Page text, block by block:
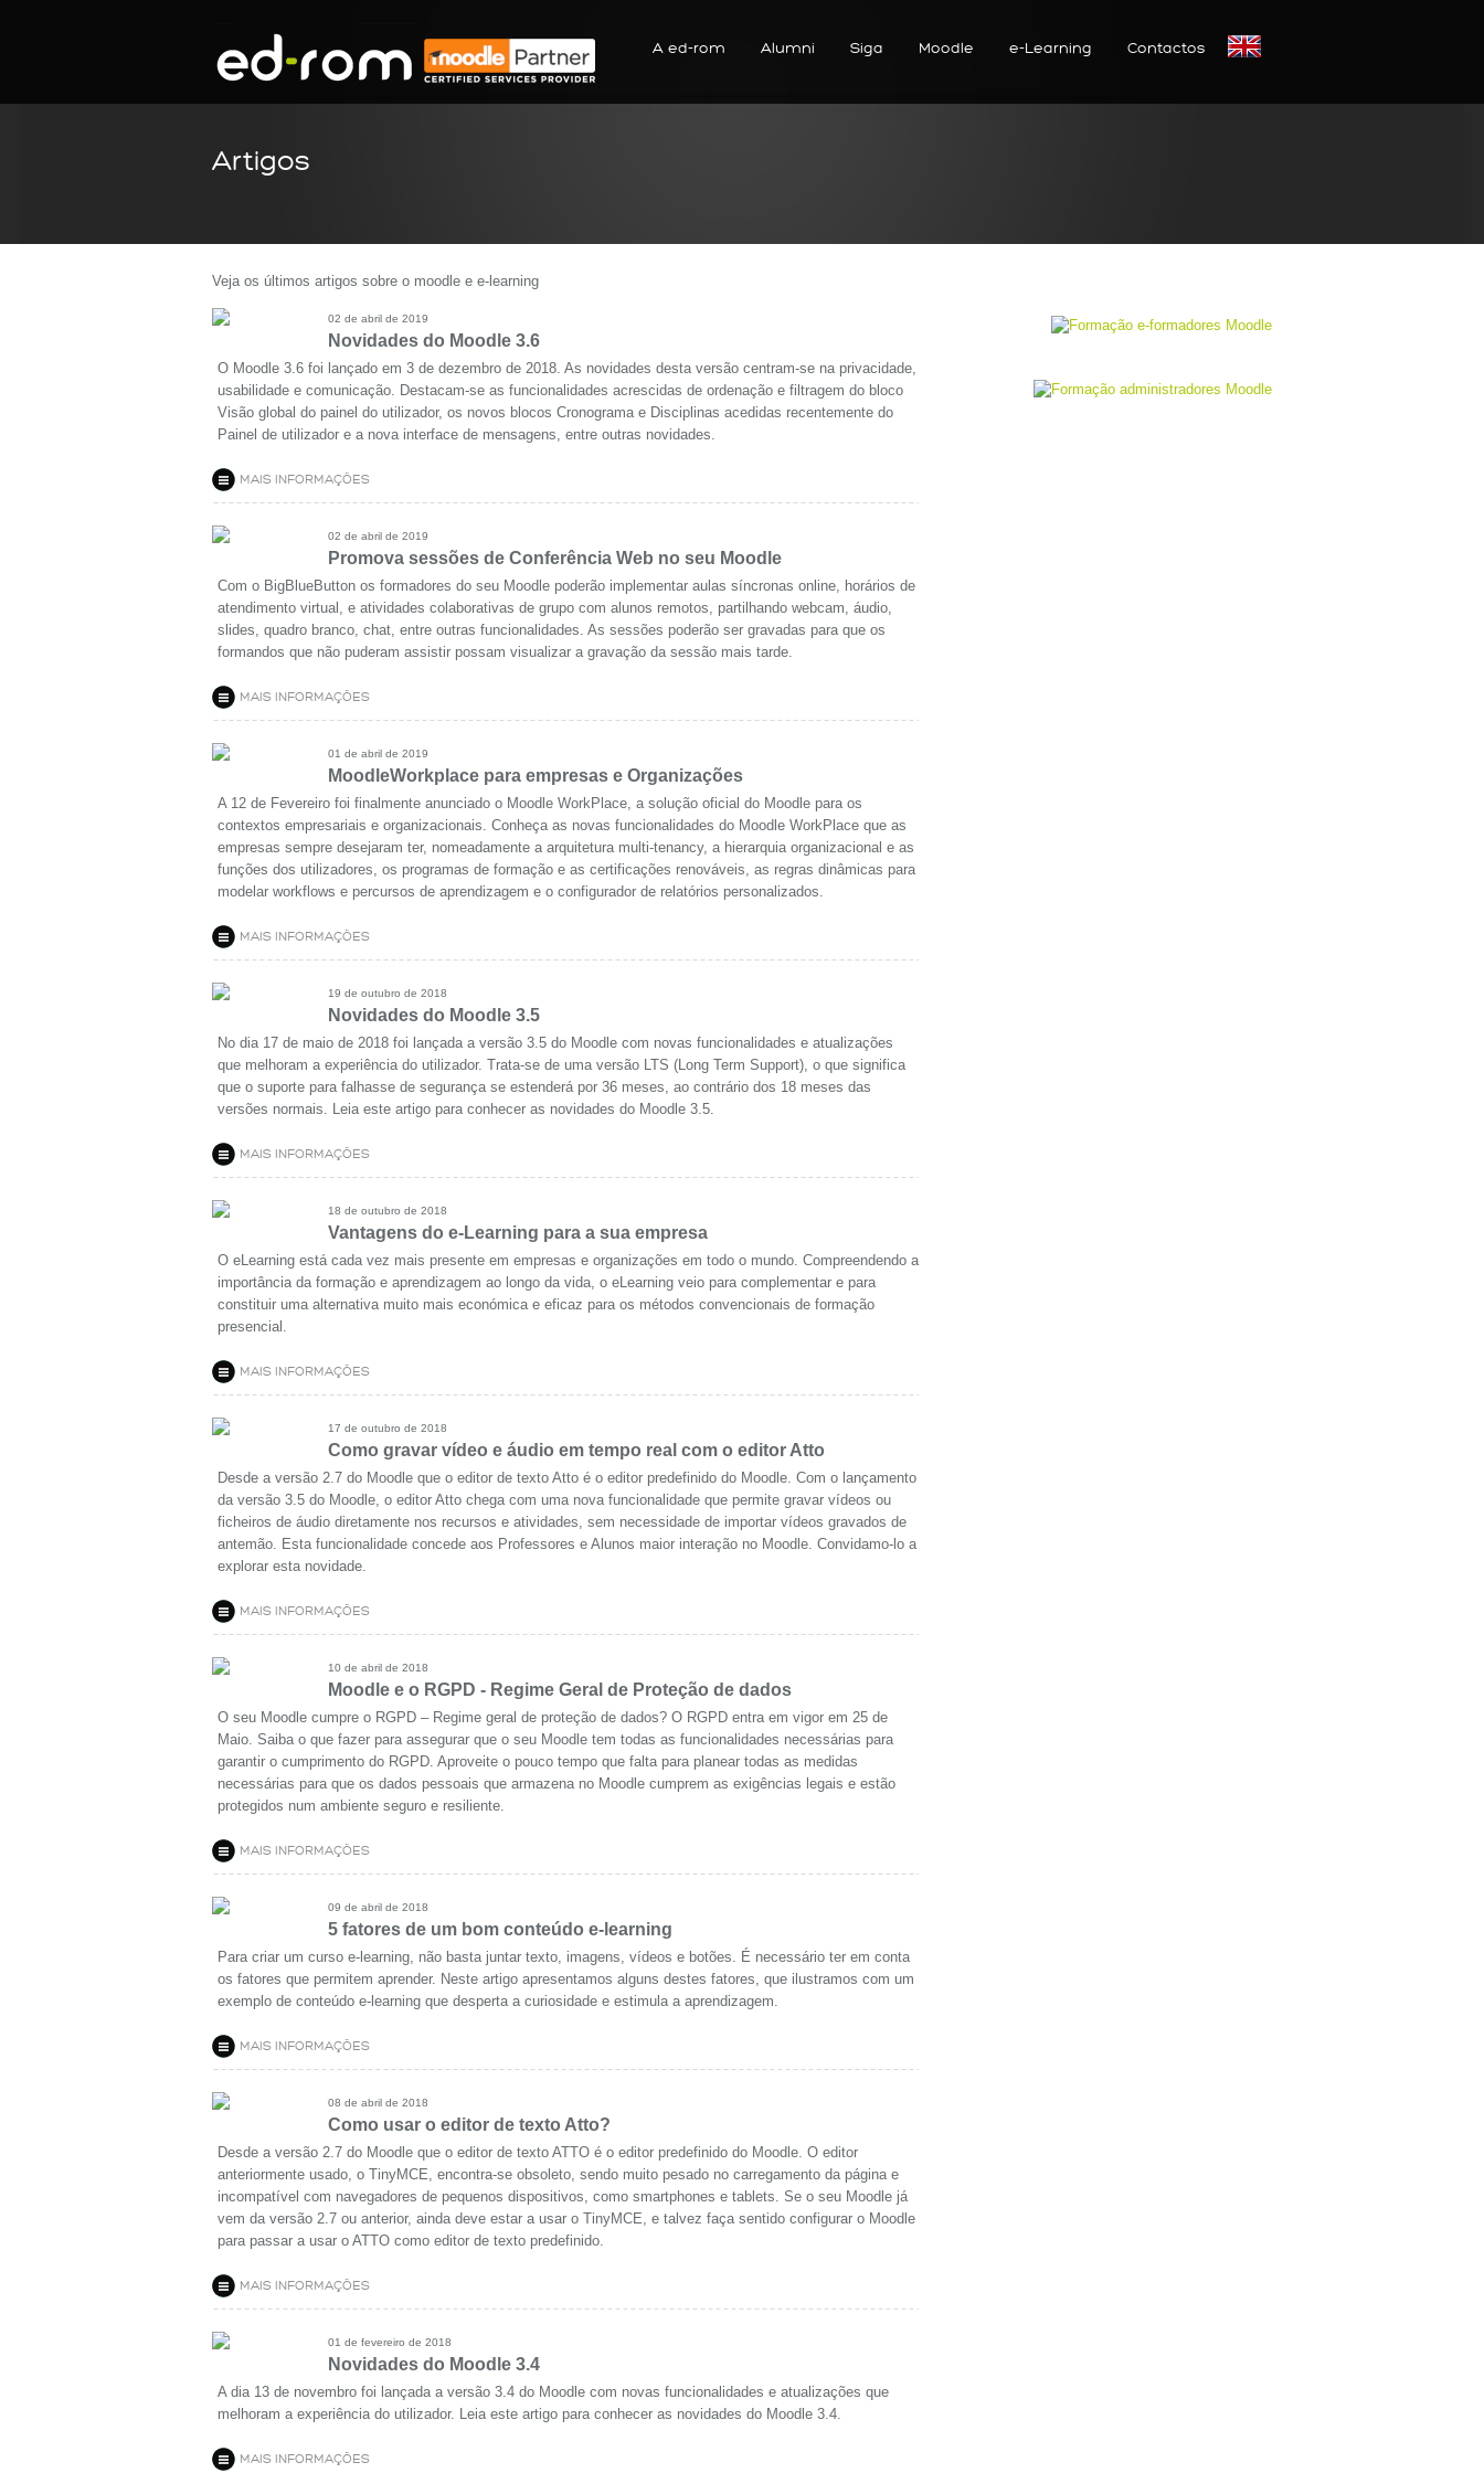
A ed-rom Alumni Siga Moodle e-Learning Contactos
Artigos
Veja os últimos artigos sobre o moodle e e-learning
02 de abril de 2019
Novidades do Moodle 3.6
O Moodle 3.6 foi lançado em 3 de dezembro de 2018. As novidades desta versão centram-se na privacidade,
usabilidade e comunicação. Destacam-se as funcionalidades acrescidas de ordenação e filtragem do bloco
Visão global do painel do utilizador, os novos blocos Cronograma e Disciplinas acedidas recentemente do
Painel de utilizador e a nova interface de mensagens, entre outras novidades.
MAIS INFORMAÇÕES
02 de abril de 2019
Promova sessões de Conferência Web no seu Moodle
Com o BigBlueButton os formadores do seu Moodle poderão implementar aulas síncronas online, horários de
atendimento virtual, e atividades colaborativas de grupo com alunos remotos, partilhando webcam, áudio,
slides, quadro branco, chat, entre outras funcionalidades. As sessões poderão ser gravadas para que os
formandos que não puderam assistir possam visualizar a gravação da sessão mais tarde.
MAIS INFORMAÇÕES
01 de abril de 2019
MoodleWorkplace para empresas e Organizações
A 12 de Fevereiro foi finalmente anunciado o Moodle WorkPlace, a solução oficial do Moodle para os
contextos empresariais e organizacionais. Conheça as novas funcionalidades do Moodle WorkPlace que as
empresas sempre desejaram ter, nomeadamente a arquitetura multi-tenancy, a hierarquia organizacional e as
funções dos utilizadores, os programas de formação e as certificações renováveis, as regras dinâmicas para
modelar workflows e percursos de aprendizagem e o configurador de relatórios personalizados.
MAIS INFORMAÇÕES
19 de outubro de 2018
Novidades do Moodle 3.5
No dia 17 de maio de 2018 foi lançada a versão 3.5 do Moodle com novas funcionalidades e atualizações
que melhoram a experiência do utilizador. Trata-se de uma versão LTS (Long Term Support), o que significa
que o suporte para falhasse de segurança se estenderá por 36 meses, ao contrário dos 18 meses das
versões normais. Leia este artigo para conhecer as novidades do Moodle 3.5.
MAIS INFORMAÇÕES
18 de outubro de 2018
Vantagens do e-Learning para a sua empresa
O eLearning está cada vez mais presente em empresas e organizações em todo o mundo. Compreendendo a
importância da formação e aprendizagem ao longo da vida, o eLearning veio para complementar e para
constituir uma alternativa muito mais económica e eficaz para os métodos convencionais de formação
presencial.
MAIS INFORMAÇÕES
17 de outubro de 2018
Como gravar vídeo e áudio em tempo real com o editor Atto
Desde a versão 2.7 do Moodle que o editor de texto Atto é o editor predefinido do Moodle. Com o lançamento
da versão 3.5 do Moodle, o editor Atto chega com uma nova funcionalidade que permite gravar vídeos ou
ficheiros de áudio diretamente nos recursos e atividades, sem necessidade de importar vídeos gravados de
antemão. Esta funcionalidade concede aos Professores e Alunos maior interação no Moodle. Convidamo-lo a
explorar esta novidade.
MAIS INFORMAÇÕES
10 de abril de 2018
Moodle e o RGPD - Regime Geral de Proteção de dados
O seu Moodle cumpre o RGPD – Regime geral de proteção de dados? O RGPD entra em vigor em 25 de
Maio. Saiba o que fazer para assegurar que o seu Moodle tem todas as funcionalidades necessárias para
garantir o cumprimento do RGPD. Aproveite o pouco tempo que falta para planear todas as medidas
necessárias para que os dados pessoais que armazena no Moodle cumprem as exigências legais e estão
protegidos num ambiente seguro e resiliente.
MAIS INFORMAÇÕES
09 de abril de 2018
5 fatores de um bom conteúdo e-learning
Para criar um curso e-learning, não basta juntar texto, imagens, vídeos e botões. É necessário ter em conta
os fatores que permitem aprender. Neste artigo apresentamos alguns destes fatores, que ilustramos com um
exemplo de conteúdo e-learning que desperta a curiosidade e estimula a aprendizagem.
MAIS INFORMAÇÕES
08 de abril de 2018
Como usar o editor de texto Atto?
Desde a versão 2.7 do Moodle que o editor de texto ATTO é o editor predefinido do Moodle. O editor
anteriormente usado, o TinyMCE, encontra-se obsoleto, sendo muito pesado no carregamento da página e
incompatível com navegadores de pequenos dispositivos, como smartphones e tablets. Se o seu Moodle já
vem da versão 2.7 ou anterior, ainda deve estar a usar o TinyMCE, e talvez faça sentido configurar o Moodle
para passar a usar o ATTO como editor de texto predefinido.
MAIS INFORMAÇÕES
01 de fevereiro de 2018
Novidades do Moodle 3.4
A dia 13 de novembro foi lançada a versão 3.4 do Moodle com novas funcionalidades e atualizações que
melhoram a experiência do utilizador. Leia este artigo para conhecer as novidades do Moodle 3.4.
MAIS INFORMAÇÕES